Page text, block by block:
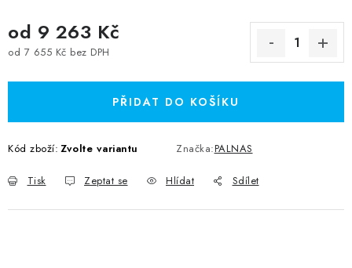
od 9 263 Kč
od 7 655 Kč bez DPH
PŘIDAT DO KOŠÍKU
Kód zboží: Zvolte variantu Značka:PALNAS
Tisk Zeptat se Hlídat Sdílet